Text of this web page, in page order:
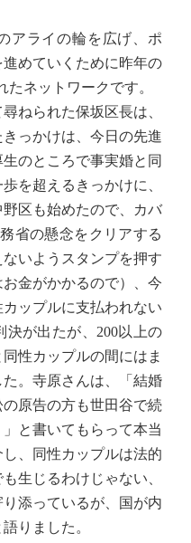
アライの輪を広げ、ポ
めていくために昨年の
たネットワークです。
ねられた保坂区長は、
っかけは、今日の先進
のところで事実婚と同
を超えるきっかけに、
区も始めたので、カバ
省の懸念をクリアする
いようスタンプを押す
金がかかるので）、今
ップルに支払われない
決が出たが、200以上の
性カップルの間にはま
。寺原さんは、「結婚
原告の方も世田谷で続
と書いてもらって本当
、同性カップルは法的
生じるわけじゃない、
添っているが、国が内
りました。